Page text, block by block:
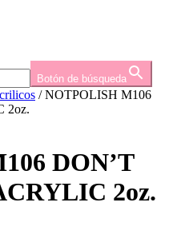
Botón de búsqueda
/ NOTPOLISH M106
2oz.
DON’T
2oz.